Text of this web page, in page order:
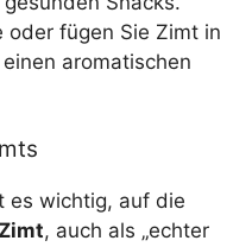
oder fügen Sie Zimt in
aromatischen
es wichtig, auf die
, auch als „echter